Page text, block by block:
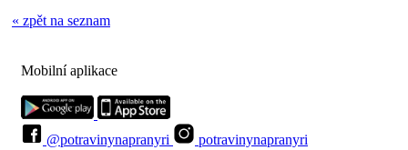
« zpět na seznam
Mobilní aplikace
@potravinynapranyri
potravinynapranyri